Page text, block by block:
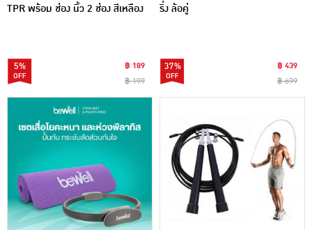
TPR พร้อม ช่อง นิ้ว 2 ช่อง สีเหลือง
5%
฿ 189
฿ 199
ริ่ง ล้อคู่
37%
฿ 439
฿ 699